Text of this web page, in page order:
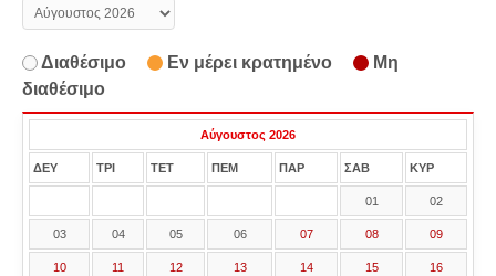
Διαθέσιμο Εν μέρει κρατημένο
Μη
διαθέσιμο
Αύγουστος 2026
ΔΕΥ ΤΡΙ ΤΕΤ ΠΕΜ ΠΑΡ ΣΑΒ ΚΥΡ
01 02
03 04 05 06 07 08 09
10 11 12 13 14 15 16